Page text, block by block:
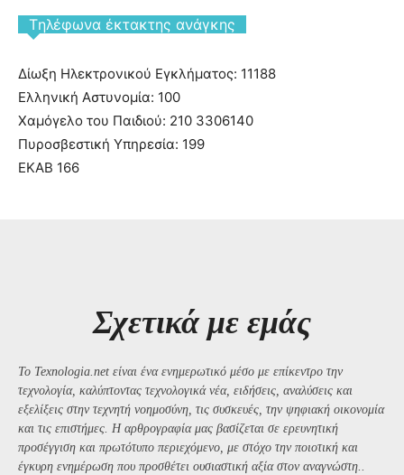
Tηλέφωνα έκτακτης ανάγκης
Δίωξη Ηλεκτρονικού Εγκλήματος: 11188
Ελληνική Αστυνομία: 100
Χαμόγελο του Παιδιού: 210 3306140
Πυροσβεστική Υπηρεσία: 199
ΕΚΑΒ 166
Σχετικά με εμάς
Το Texnologia.net είναι ένα ενημερωτικό μέσο με επίκεντρο την
τεχνολογία, καλύπτοντας τεχνολογικά νέα, ειδήσεις, αναλύσεις και
εξελίξεις στην τεχνητή νοημοσύνη, τις συσκευές, την ψηφιακή οικονομία
και τις επιστήμες. Η αρθρογραφία μας βασίζεται σε ερευνητική
προσέγγιση και πρωτότυπο περιεχόμενο, με στόχο την ποιοτική και
έγκυρη ενημέρωση που προσθέτει ουσιαστική αξία στον αναγνώστη..